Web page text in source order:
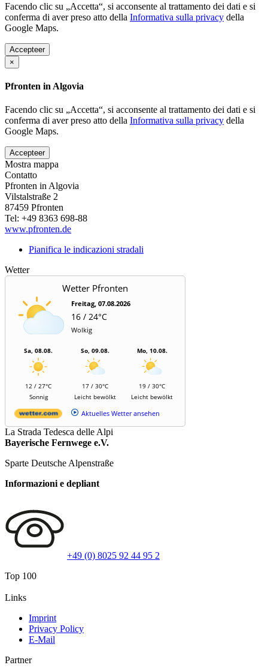
Facendo clic su „Accetta“, si acconsente al trattamento dei dati e si
conferma di aver preso atto della Informativa sulla privacy della
Google Maps.
Accepteer
×
Pfronten in Algovia
Facendo clic su „Accetta“, si acconsente al trattamento dei dati e si
conferma di aver preso atto della Informativa sulla privacy della
Google Maps.
Accepteer
Mostra mappa
Contatto
Pfronten in Algovia
Vilstalstraße 2
87459 Pfronten
Tel: +49 8363 698-88
www.pfronten.de
Pianifica le indicazioni stradali
Wetter
Wetter Pfronten
Freitag, 07.08.2026
16 / 24°C
Wolkig
Sa, 08.08.
12 / 27°C
Sonnig
So, 09.08.
17 / 30°C
Leicht bewölkt
Mo, 10.08.
19 / 30°C
Leicht bewölkt
Aktuelles Wetter ansehen
La Strada Tedesca delle Alpi
Bayerische Fernwege e.V.
Sparte Deutsche Alpenstraße
Informazioni e depliant
+49 (0) 8025 92 44 95 2
Top 100
Links
Imprint
Privacy Policy
E-Mail
Partner